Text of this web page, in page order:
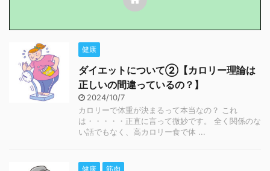
健康
ダイエットについて②【カロリー理論は
正しいの間違っているの？】
2024/10/7
カロリーで体重が決まるって本当なの？ これ
は・・・・・正直に言って微妙です。 全く関係のな
い話でもなく、高カロリー食で体 ...
健康 筋肉